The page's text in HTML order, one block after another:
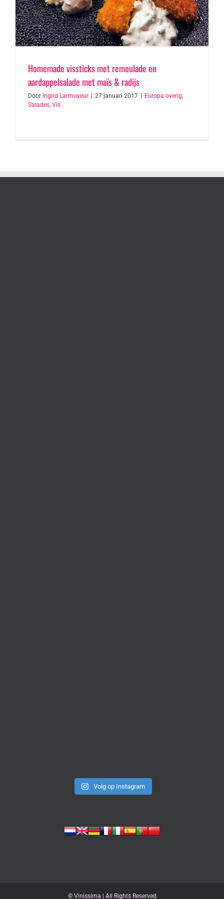
Homemade vissticks met remoulade en
aardappelsalade met maïs & radijs
Door Ingrid Larmoyeur | 27 januari 2017 | Europa overig
Salades Vis
Volg op Instagram
© Vinissima | All Rights Reserved